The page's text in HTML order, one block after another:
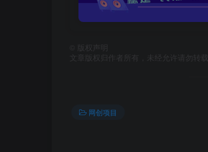
版权声明
文章版权归作者所有，未经允许请勿转载
网创项目